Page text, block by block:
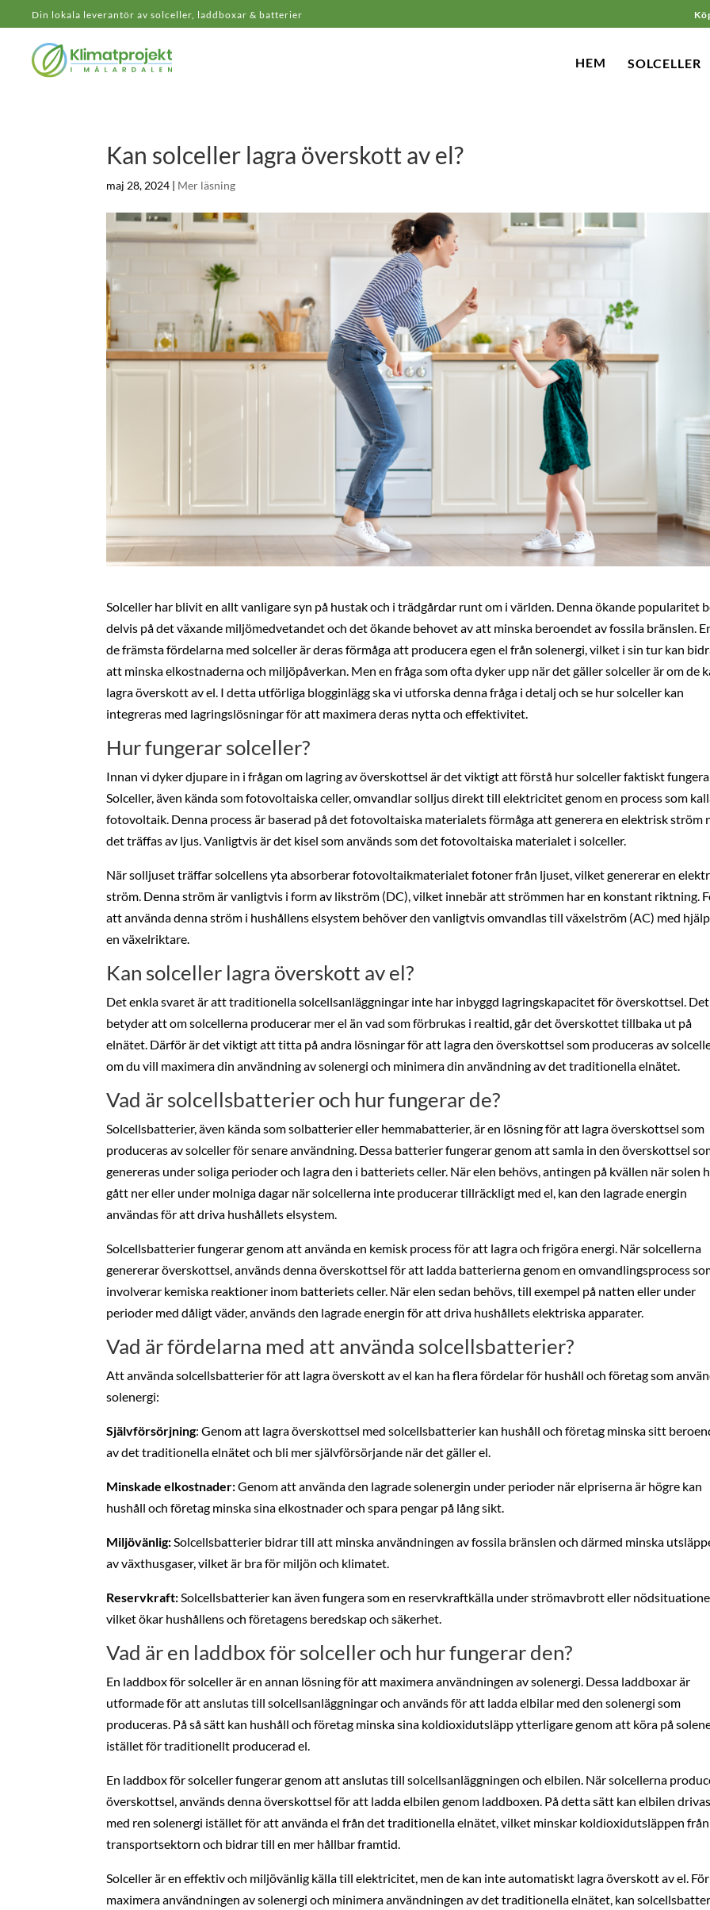
Din lokala leverantör av solceller, laddboxar & batterier
HEM SOLCELLER
Kan solceller lagra överskott av el?
maj 28, 2024 Mer läsning
Solceller har blivit en allt vanligare syn på hustak och i trädgårdar runt om i världen. Denna ökande popularitet
delvis på det växande miljömedvetandet och det ökande behovet av att minska beroendet av fossila bränslen.
de främsta fördelarna med solceller är deras förmåga att producera egen el från solenergi, vilket i sin tur kan
att minska elkostnaderna och miljöpåverkan. Men en fråga som ofta dyker upp när det gäller solceller är om de
lagra överskott av el. I detta utförliga blogginlägg ska vi utforska denna fråga i detalj och se hur solceller kan
integreras med lagringslösningar för att maximera deras nytta och effektivitet.
Hur fungerar solceller?
Innan vi dyker djupare in i frågan om lagring av överskottsel är det viktigt att förstå hur solceller faktiskt
Solceller, även kända som fotovoltaiska celler, omvandlar solljus direkt till elektricitet genom en process som
fotovoltaik. Denna process är baserad på det fotovoltaiska materialets förmåga att generera en elektrisk ström
det träffas av ljus. Vanligtvis är det kisel som används som det fotovoltaiska materialet i solceller.
När solljuset träffar solcellens yta absorberar fotovoltaikmaterialet fotoner från ljuset, vilket genererar en
ström. Denna ström är vanligtvis i form av likström (DC), vilket innebär att strömmen har en konstant riktning.
att använda denna ström i hushållens elsystem behöver den vanligtvis omvandlas till växelström (AC) med
en växelriktare.
Kan solceller lagra överskott av el?
Det enkla svaret är att traditionella solcellsanläggningar inte har inbyggd lagringskapacitet för överskottsel. Det
betyder att om solcellerna producerar mer el än vad som förbrukas i realtid, går det överskottet tillbaka ut på
elnätet. Därför är det viktigt att titta på andra lösningar för att lagra den överskottsel som produceras av
om du vill maximera din användning av solenergi och minimera din användning av det traditionella elnätet.
Vad är solcellsbatterier och hur fungerar de?
Solcellsbatterier, även kända som solbatterier eller hemmabatterier, är en lösning för att lagra överskottsel som
produceras av solceller för senare användning. Dessa batterier fungerar genom att samla in den överskottsel
genereras under soliga perioder och lagra den i batteriets celler. När elen behövs, antingen på kvällen när solen
gått ner eller under molniga dagar när solcellerna inte producerar tillräckligt med el, kan den lagrade energin
användas för att driva hushållets elsystem.
Solcellsbatterier fungerar genom att använda en kemisk process för att lagra och frigöra energi. När solcellerna
genererar överskottsel, används denna överskottsel för att ladda batterierna genom en omvandlingsprocess
involverar kemiska reaktioner inom batteriets celler. När elen sedan behövs, till exempel på natten eller under
perioder med dåligt väder, används den lagrade energin för att driva hushållets elektriska apparater.
Vad är fördelarna med att använda solcellsbatterier?
Att använda solcellsbatterier för att lagra överskott av el kan ha flera fördelar för hushåll och företag som
solenergi:
Självförsörjning: Genom att lagra överskottsel med solcellsbatterier kan hushåll och företag minska sitt
av det traditionella elnätet och bli mer självförsörjande när det gäller el.
Minskade elkostnader:Genom att använda den lagrade solenergin under perioder när elpriserna är högre kan
hushåll och företag minska sina elkostnader och spara pengar på lång sikt.
Miljövänlig: Solcellsbatterier bidrar till att minska användningen av fossila bränslen och därmed minska
av växthusgaser, vilket är bra för miljön och klimatet.
Reservkraft: Solcellsbatterier kan även fungera som en reservkraftkälla under strömavbrott eller
vilket ökar hushållens och företagens beredskap och säkerhet.
Vad är en laddbox för solceller och hur fungerar den?
En laddbox för solceller är en annan lösning för att maximera användningen av solenergi. Dessa laddboxar är
utformade för att anslutas till solcellsanläggningar och används för att ladda elbilar med den solenergi som
produceras. På så sätt kan hushåll och företag minska sina koldioxidutsläpp ytterligare genom att köra på
istället för traditionellt producerad el.
En laddbox för solceller fungerar genom att anslutas till solcellsanläggningen och elbilen. När solcellerna
överskottsel, används denna överskottsel för att ladda elbilen genom laddboxen. På detta sätt kan elbilen drivas
med ren solenergi istället för att använda el från det traditionella elnätet, vilket minskar koldioxidutsläppen från
transportsektorn och bidrar till en mer hållbar framtid.
Solceller är en effektiv och miljövänlig källa till elektricitet, men de kan inte automatiskt lagra överskott av el.
maximera användningen av solenergi och minimera användningen av det traditionella elnätet, kan